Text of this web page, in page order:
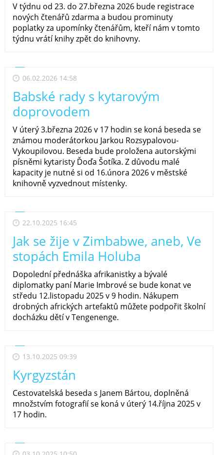
V týdnu od 23. do 27.března 2026 bude registrace
nových čtenářů zdarma a budou prominuty
poplatky za upomínky čtenářům, kteří nám v tomto
týdnu vrátí knihy zpět do knihovny.
06.02.2026 14:58
Babské rady s kytarovým
doprovodem
V úterý 3.března 2026 v 17 hodin se koná beseda se
známou moderátorkou Jarkou Rozsypalovou-
Vykoupilovou. Beseda bude proložena autorskými
písněmi kytaristy Ďoďa Šotíka. Z důvodu malé
kapacity je nutné si od 16.února 2026 v městské
knihovně vyzvednout místenky.
22.10.2025 16:45
Jak se žije v Zimbabwe, aneb, Ve
stopách Emila Holuba
Dopolední přednáška afrikanistky a bývalé
diplomatky paní Marie Imbrové se bude konat ve
středu 12.listopadu 2025 v 9 hodin. Nákupem
drobných afrických artefaktů můžete podpořit školní
docházku dětí v Tengenenge.
13.10.2025 09:39
Kyrgyzstán
Cestovatelská beseda s Janem Bártou, doplněná
množstvím fotografií se koná v úterý 14.října 2025 v
17 hodin.